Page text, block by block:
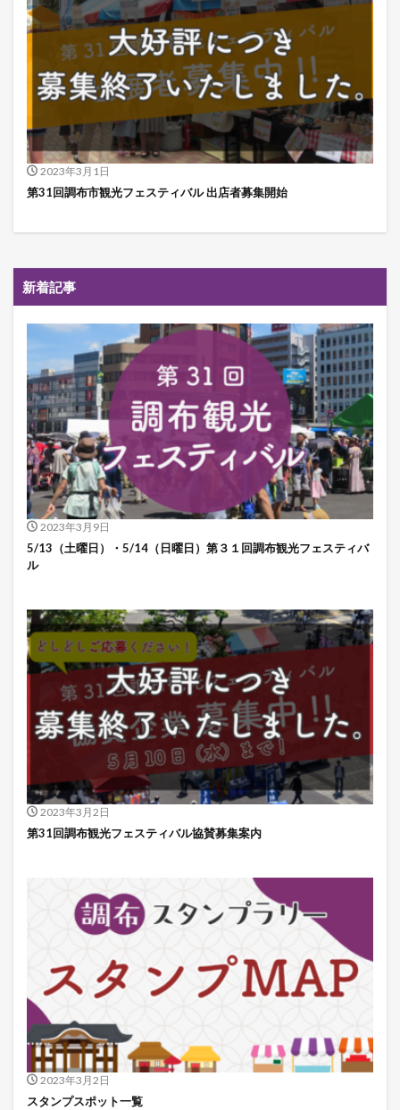
2023年3月1日
第31回調布市観光フェスティバル 出店者募集開始
新着記事
2023年3月9日
5/13（土曜日）・5/14（日曜日）第３１回調布観光フェスティバ
ル
2023年3月2日
第31回調布観光フェスティバル協賛募集案内
2023年3月2日
スタンプスポット一覧